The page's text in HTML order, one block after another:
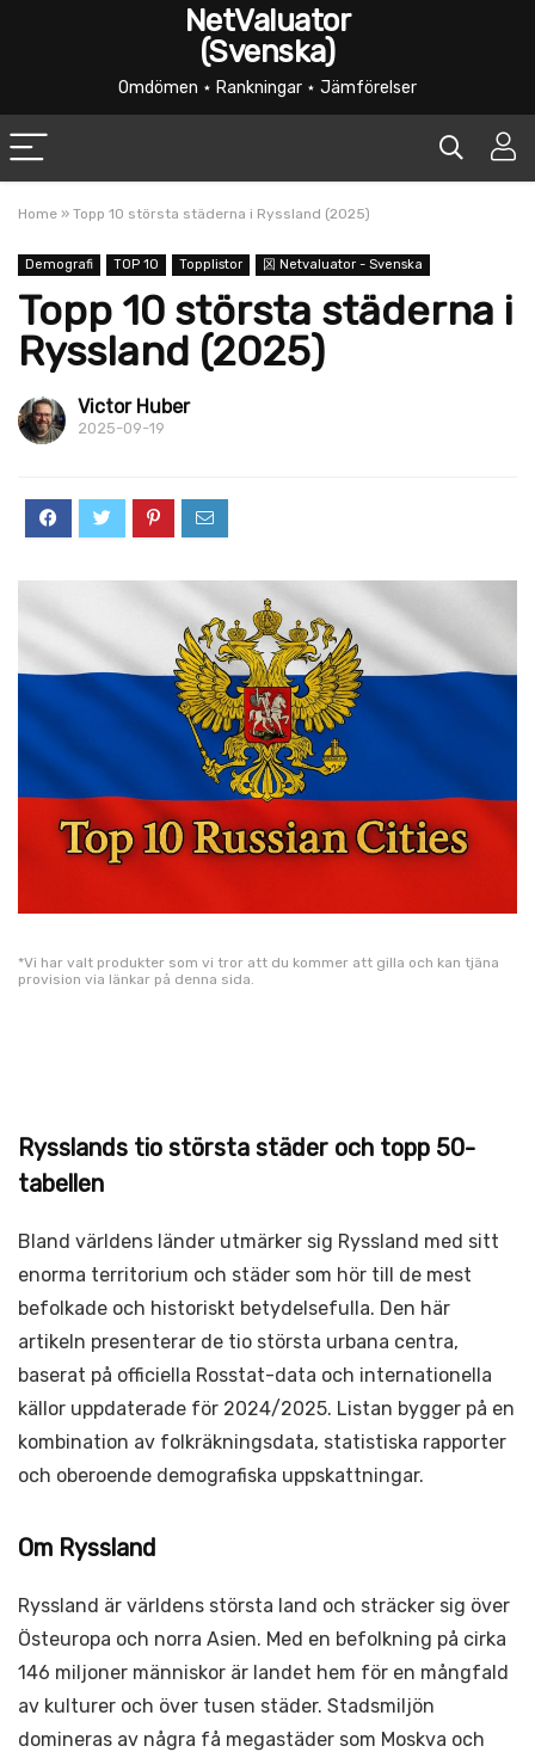
NetValuator
(Svenska)
Omdömen ⋆ Rankningar ⋆ Jämförelser
Home » Topp 10 största städerna i Ryssland (2025)
Demografi TOP 10 Topplistor 龱 Netvaluator - Svenska
Topp 10 största städerna i
Ryssland (2025)
Victor Huber
2025-09-19
*Vi har valt produkter som vi tror att du kommer att gilla och kan tjäna
provision via länkar på denna sida.
Rysslands tio största städer och topp 50-
tabellen
Bland världens länder utmärker sig Ryssland med sitt
enorma territorium och städer som hör till de mest
befolkade och historiskt betydelsefulla. Den här
artikeln presenterar de tio största urbana centra,
baserat på officiella Rosstat-data och internationella
källor uppdaterade för 2024/2025. Listan bygger på en
kombination av folkräkningsdata, statistiska rapporter
och oberoende demografiska uppskattningar.
Om Ryssland
Ryssland är världens största land och sträcker sig över
Östeuropa och norra Asien. Med en befolkning på cirka
146 miljoner människor är landet hem för en mångfald
av kulturer och över tusen städer. Stadsmiljön
domineras av några få megastäder som Moskva och